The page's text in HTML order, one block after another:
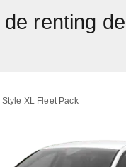
renting
XL Fleet Pack